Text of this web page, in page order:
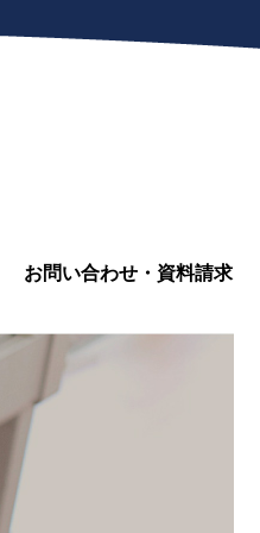
お問い合わせ・資料請求